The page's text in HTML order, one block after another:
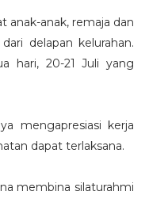
anak-anak, remaja dan
delapan kelurahan.
hari, 20-21 Juli yang
mengapresiasi kerja
dapat terlaksana.
membina silaturahmi